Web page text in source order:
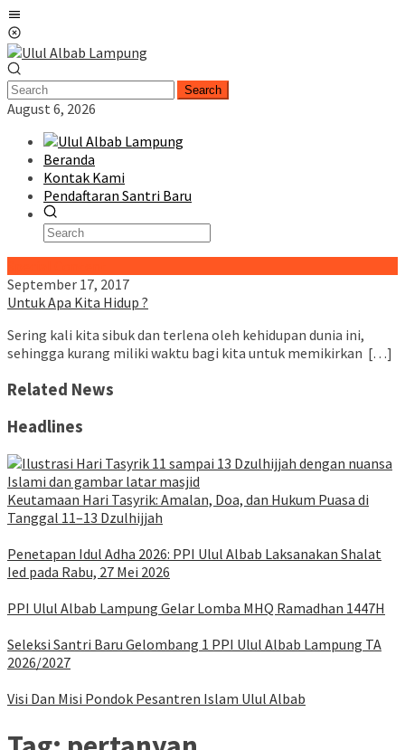
Skip
to
content
Search
August 6, 2026
Beranda
Kontak Kami
Pendaftaran Santri Baru
September 17, 2017
Untuk Apa Kita Hidup ?
Sering kali kita sibuk dan terlena oleh kehidupan dunia ini,
sehingga kurang miliki waktu bagi kita untuk memikirkan […]
Related News
Headlines
Keutamaan Hari Tasyrik: Amalan, Doa, dan Hukum Puasa di
Tanggal 11–13 Dzulhijjah
Penetapan Idul Adha 2026: PPI Ulul Albab Laksanakan Shalat
Ied pada Rabu, 27 Mei 2026
PPI Ulul Albab Lampung Gelar Lomba MHQ Ramadhan 1447H
Seleksi Santri Baru Gelombang 1 PPI Ulul Albab Lampung TA
2026/2027
Visi Dan Misi Pondok Pesantren Islam Ulul Albab